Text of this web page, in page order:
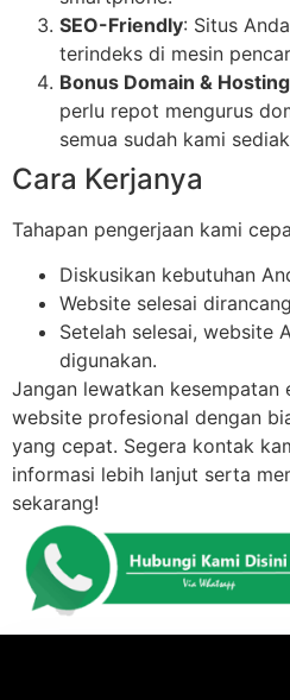
SEO-Friendly: Situs
terindeks di mesin
Bonus Domain &
perlu repot mengurus
semua sudah kami
Cara Kerjanya
Tahapan pengerjaan kami
Diskusikan kebutuhan
Website selesai
Setelah selesai, website
digunakan.
Jangan lewatkan kesempatan
website profesional dengan
yang cepat. Segera kontak
informasi lebih lanjut serta
sekarang!